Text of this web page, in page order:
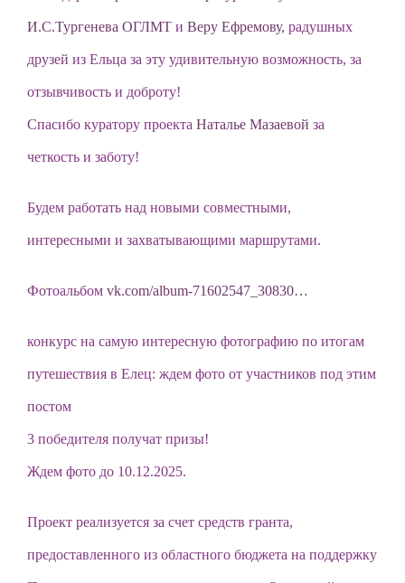
И.С.Тургенева ОГЛМТ и Веру Ефремову, радушных
друзей из Ельца за эту удивительную возможность, за
отзывчивость и доброту!
Спасибо куратору проекта Наталье Мазаевой за
четкость и заботу!
Будем работать над новыми совместными,
интересными и захватывающими маршрутами.
Фотоальбом vk.com/album-71602547_30830…
конкурс на самую интересную фотографию по итогам
путешествия в Елец: ждем фото от участников под этим
постом
3 победителя получат призы!
Ждем фото до 10.12.2025.
Проект реализуется за счет средств гранта,
предоставленного из областного бюджета на поддержку